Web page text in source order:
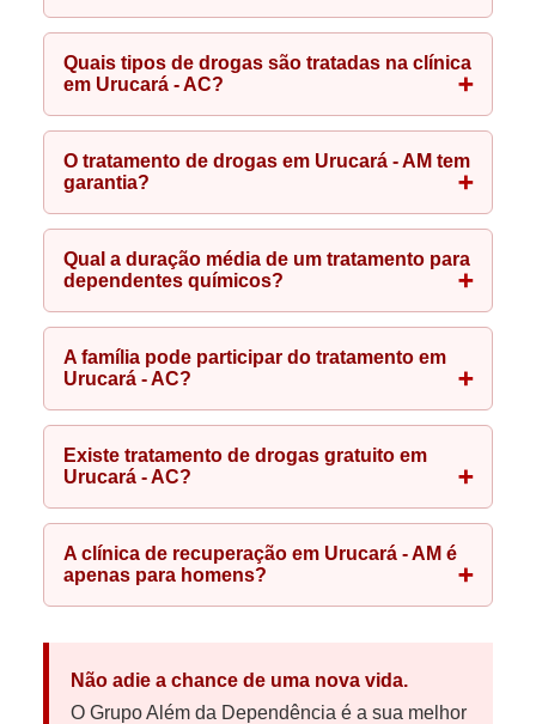
Quais tipos de drogas são tratadas na clínica
em Urucará - AC?
O tratamento de drogas em Urucará - AM tem
garantia?
Qual a duração média de um tratamento para
dependentes químicos?
A família pode participar do tratamento em
Urucará - AC?
Existe tratamento de drogas gratuito em
Urucará - AC?
A clínica de recuperação em Urucará - AM é
apenas para homens?
Não adie a chance de uma nova vida.
O Grupo Além da Dependência é a sua melhor